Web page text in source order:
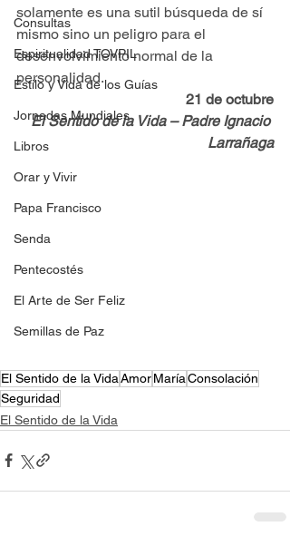
Consultas
Espiritualidad TOVPIL
Estilo y Vida de los Guías
Jornadas Mundiales
Libros
Orar y Vivir
Papa Francisco
Senda
Pentecostés
El Arte de Ser Feliz
Semillas de Paz
solamente es una sutil búsqueda de sí
mismo sino un peligro para el
desenvolvimiento normal de la
personalidad.
21 de octubre
El Sentido de la Vida – Padre Ignacio
Larrañaga
El Sentido de la VidaAmorMaríaConsolación
Seguridad
El Sentido de la Vida